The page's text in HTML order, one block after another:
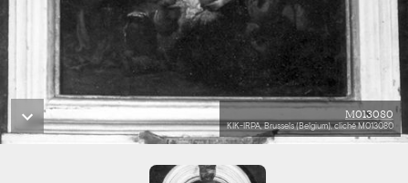
M013080
KIK-IRPA, Brussels (Belgium), cliché M013080